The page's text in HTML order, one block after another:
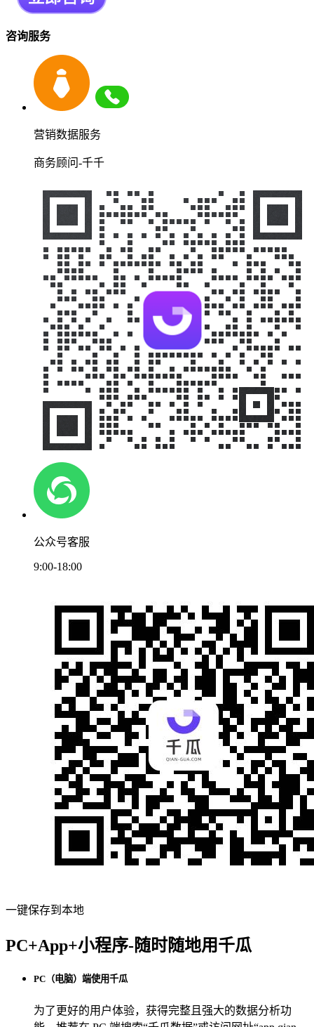
咨询服务
营销数据服务
商务顾问-千千
公众号客服
9:00-18:00
一键保存到本地
PC+App+小程序-随时随地用千瓜
PC（电脑）端使用千瓜
为了更好的用户体验，获得完整且强大的数据分析功